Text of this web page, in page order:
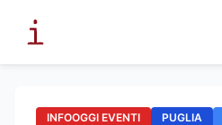
INFOOGGI EVENTI PUGLIA